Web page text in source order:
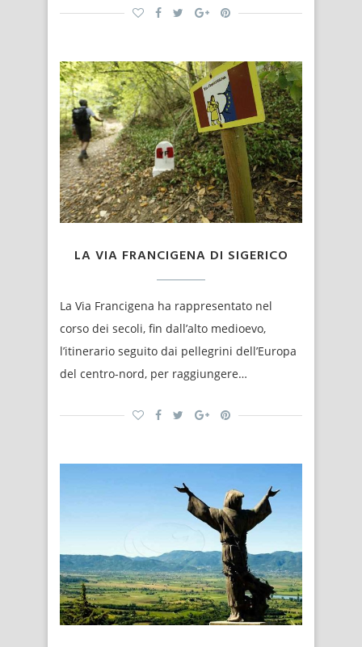
LA VIA FRANCIGENA DI SIGERICO
La Via Francigena ha rappresentato nel
corso dei secoli, fin dall’alto medioevo,
l’itinerario seguito dai pellegrini dell’Europa
del centro-nord, per raggiungere…